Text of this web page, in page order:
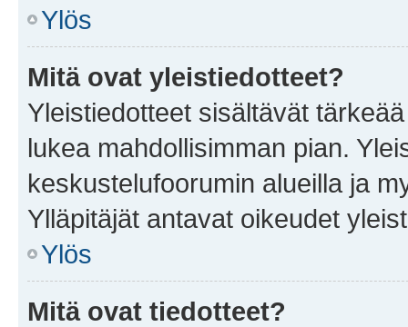
Ylös
Mitä ovat yleistiedotteet?
Yleistiedotteet sisältävät
lukea mahdollisimman pian.
keskustelufoorumin alueilla ja
Ylläpitäjät antavat oikeudet
Ylös
Mitä ovat tiedotteet?